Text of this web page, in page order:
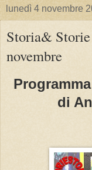
lunedì 4 novembre
Storia&
novembre
di